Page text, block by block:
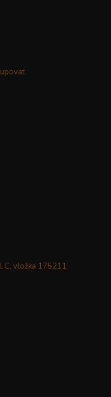
C, vložka 175211